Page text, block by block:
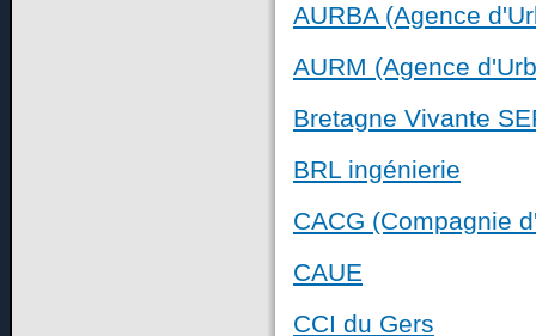
AURBA (Agence
AURM (Agence
Bretagne Vivante
BRL ingénierie
CACG (Compagnie
CAUE
CCI du Gers